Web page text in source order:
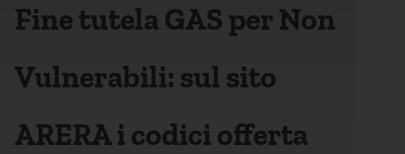
Fine tutela GAS per Non
Vulnerabili: sul sito
ARERA i codici offerta